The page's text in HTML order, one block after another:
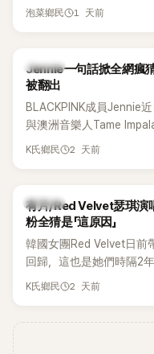
泡菜鄉民 1 天前
K-POP
Jennie一句話掀全網瘋
被翻出
BLACKPINK成員Jennie
與澳洲音樂人Tame
Remix）〉的幕後故事，沒
K氏鄉民 2 天前
K-POP
有片/Red Velvet瑟琪演
粉全猜是「這原因」
韓國女團Red Velvet日前
回歸，這也是她們時隔2
年，五位成員也一連舉
K氏鄉民 2 天前